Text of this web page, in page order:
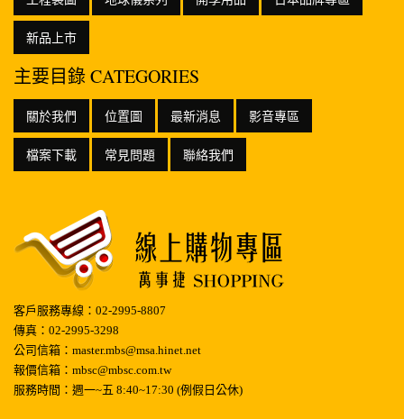
新品上市
主要目錄 CATEGORIES
關於我們 位置圖 最新消息 影音專區
檔案下載 常見問題 聯絡我們
客戶服務專線：02-2995-8807
傳真：02-2995-3298
公司信箱：master.mbs@msa.hinet.net
報價信箱：mbsc@mbsc.com.tw
服務時間：週一~五 8:40~17:30 (例假日公休)